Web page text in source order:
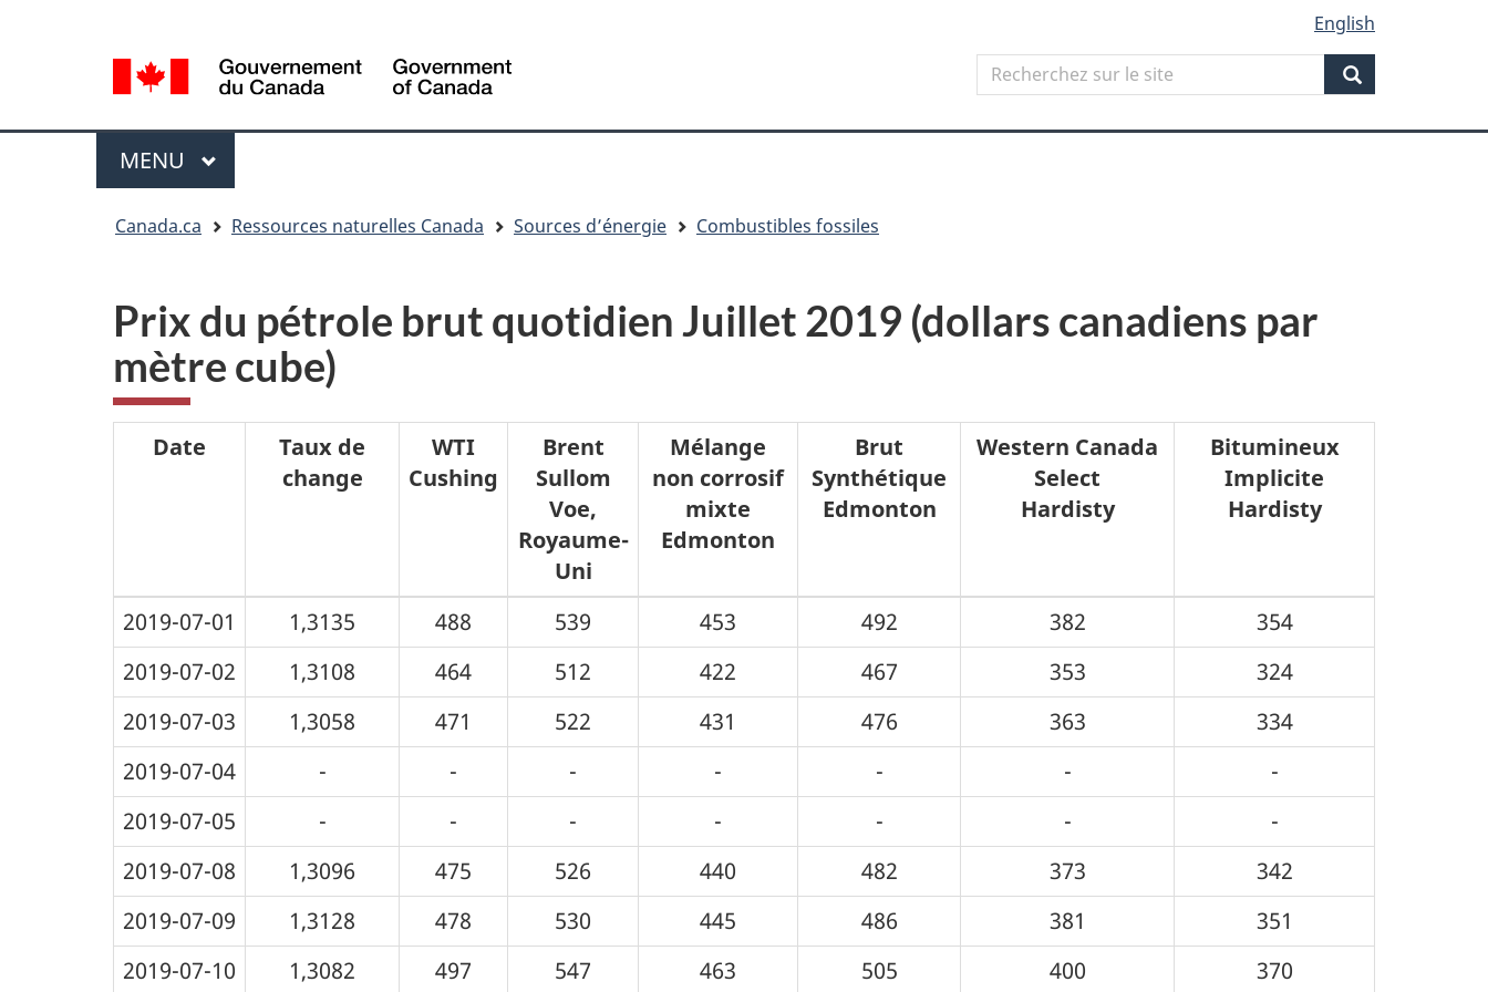
HTML
de
la
langue
selection
English
Search
Recherchez
sur
Search
Menu
MENU PRINCIPAL
Canada.ca Ressources naturelles Canada Sources d’énergie Combustibles fossiles
Prix du pétrole brut quotidien Juillet 2019 (dollars canadiens par
mètre cube)
Date
Taux de
change
WTI
Cushing
Brent
Sullom
Voe,
Royaume-
Uni
Mélange
non corrosif
mixte
Edmonton
Brut
Synthétique
Edmonton
Western Canada
Select
Hardisty
Bitumineux
Implicite
Hardisty
2019-07-01 1,3135 488 539 453 492 382
354
2019-07-02
1,3108 464 512 422 467 353
324
2019-07-03
1,3058 471 522 431 476 363
334
2019-07-04
- - - - - -
-
2019-07-05
- - - - - -
-
2019-07-08
1,3096 475 526 440 482 373
342
2019-07-09
1,3128 478 530 445 486 381
351
2019-07-10
1,3082 497 547 463 505 400 370